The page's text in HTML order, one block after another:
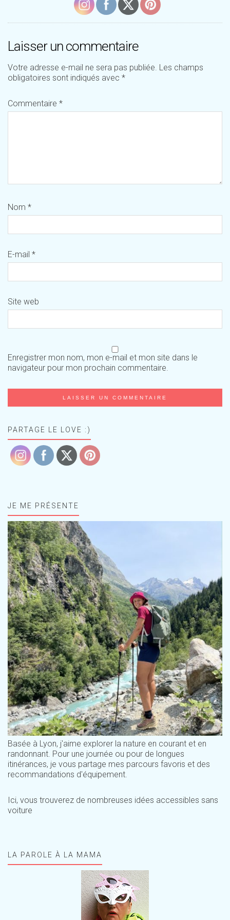
Laisser un commentaire
Votre adresse e-mail ne sera pas publiée. Les champs
obligatoires sont indiqués avec *
Commentaire *
Nom *
E-mail *
Site web
Enregistrer mon nom, mon e-mail et mon site dans le
navigateur pour mon prochain commentaire.
PARTAGE LE LOVE :)
JE ME PRÉSENTE
Basée à Lyon, j'aime explorer la nature en courant et en
randonnant. Pour une journée ou pour de longues
itinérances, je vous partage mes parcours favoris et des
recommandations d'équipement.
Ici, vous trouverez de nombreuses idées accessibles sans
voiture
LA PAROLE À LA MAMA